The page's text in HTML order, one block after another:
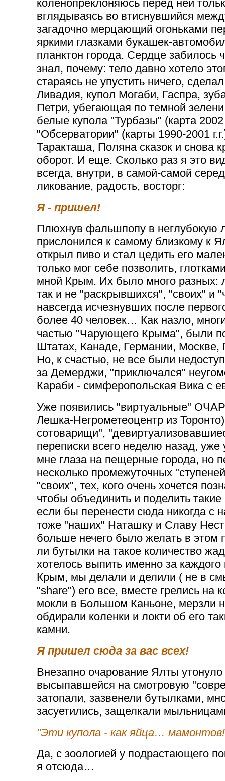
коленопреклоняюсь перед ней
вглядываясь во втиснувшийся
загадочно мерцающий огоньками
яркими глазками букашек-
планктон города. Сердце забилось
знал, почему: тело давно хотело
стараясь не упустить ничего,
Ливадия, купол Могаби, Гаспра,
Петри, убегающая по темной
белые купола "Турбазы" (карта
"Обсерватории" (карты 1990-2001
Таракташа, Поляна сказок и снова
оборот. И еще. Сколько раз я это
всегда, внутри, в самой-самой
ликование, радость, восторг:
Я - пришел!
Плюхнув фальшпопу в неглубокую
прислонился к самому близкому к
открыл пиво и стал цедить его
только мог себе позволить,
мной Крым. Их было много разных:
так и не "раскрывшихся", "cвоих" и
навсегда исчезнувших после
более 40 человек… Как назло,
частью "Чарующего Крыма", были
Штатах, Канаде, Германии,
Но, к счастью, не все были
за Демерджи, "приключался"
Караби - симферопольская Вика с
Уже появились "виртуальные"
Лешка-Негрометеоцентр из
сотоварищи",
переписки всего неделю назад, уже
мне глаза на пещерные города, но
несколько промежуточных
"своих", тех, кого очень хочется
чтобы объединить и поделить
если бы перенести сюда никогда с
тоже "наших" Наташку и Славу
больше нечего было желать в этом
ли бутылки на такое количество
хотелось выпить именно за
Крым, мы делали и делили ( не в
"share") его все, вместе грелись на
мокли в Большом Каньоне, мерзли
обдирали коленки и локти об его
камни.
Я пришел сюда за вас всех!
Внезапно очарование Ялты
высыпавшейся на смотровую
затопали, зазвенели бутылками,
засуетились, защелкали
"Эти купола - как яйца…
Да, с зоологией у подрастающего
я отсюда…